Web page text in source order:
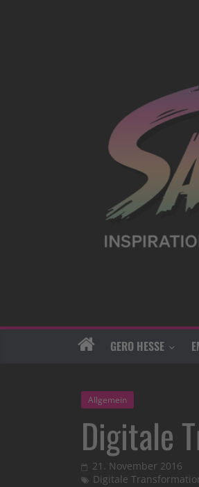
GERO HESSE
Allgemein
Digitale
21. November 2016
Digitale